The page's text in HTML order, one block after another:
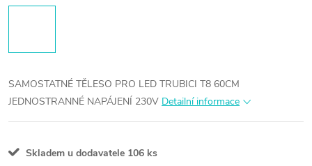
SAMOSTATNÉ TĚLESO PRO LED TRUBICI T8 60CM
JEDNOSTRANNÉ NAPÁJENÍ 230V Detailní informace
Skladem u dodavatele 106 ks